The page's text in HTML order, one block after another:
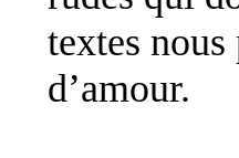
textes nous
d’amour.